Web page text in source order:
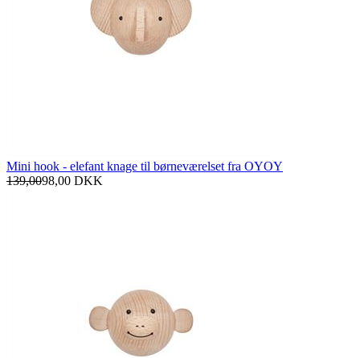
Mini hook - elefant knage til børneværelset fra OYOY
139,0098,00 DKK